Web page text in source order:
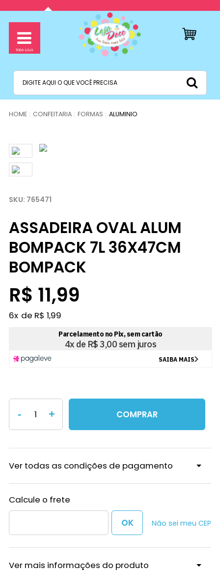
CONFEITARIA FORMAS ALUMINIO
765471
ASSADEIRA OVAL ALUM
BOMPACK 7L 36X47CM
BOMPACK
R$ 11,99
6x R$ 1,99
- + COMPRAR
Ver todas as condições de pagamento
Não sei meu CEP
Ver mais informações do produto